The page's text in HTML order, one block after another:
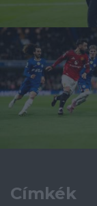
Címkék